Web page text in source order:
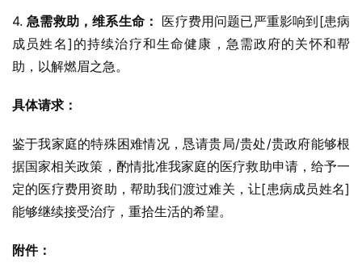
4. 急需救助，维系生命： 医疗费用问题已严重影响到[患病
成员姓名]的持续治疗和生命健康，急需政府的关怀和帮
助，以解燃眉之急。
具体请求：
鉴于我家庭的特殊困难情况，恳请贵局/贵处/贵政府能够根
据国家相关政策，酌情批准我家庭的医疗救助申请，给予一
定的医疗费用资助，帮助我们渡过难关，让[患病成员姓名]
能够继续接受治疗，重拾生活的希望。
附件：